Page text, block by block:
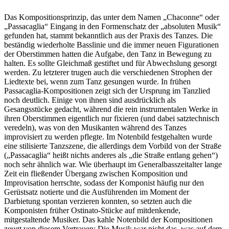
Das Kompositionsprinzip, das unter dem Namen „Chaconne“ oder
„Passacaglia“ Eingang in den Formenschatz der „absoluten Musik“
gefunden hat, stammt bekanntlich aus der Praxis des Tanzes. Die
beständig wiederholte Basslinie und die immer neuen Figurationen
der Oberstimmen hatten die Aufgabe, den Tanz in Bewegung zu
halten. Es sollte Gleichmaß gestiftet und für Abwechslung gesorgt
werden. Zu letzterer trugen auch die verschiedenen Strophen der
Liedtexte bei, wenn zum Tanz gesungen wurde. In frühen
Passacaglia-Kompositionen zeigt sich der Ursprung im Tanzlied
noch deutlich. Einige von ihnen sind ausdrücklich als
Gesangsstücke gedacht, während die rein instrumentalen Werke in
ihren Oberstimmen eigentlich nur fixieren (und dabei satztechnisch
veredeln), was von den Musikanten während des Tanzes
improvisiert zu werden pflegte. Im Notenbild festgehalten wurde
eine stilisierte Tanzszene, die allerdings dem Vorbild von der Straße
(„Passacaglia“ heißt nichts anderes als „die Straße entlang gehen“)
noch sehr ähnlich war. Wie überhaupt im Generalbasszeitalter lange
Zeit ein fließender Übergang zwischen Komposition und
Improvisation herrschte, sodass der Komponist häufig nur den
Gerüstsatz notierte und die Ausführenden im Moment der
Darbietung spontan verzieren konnten, so setzten auch die
Komponisten früher Ostinato-Stücke auf mitdenkende,
mitgestaltende Musiker. Das kahle Notenbild der Kompositionen